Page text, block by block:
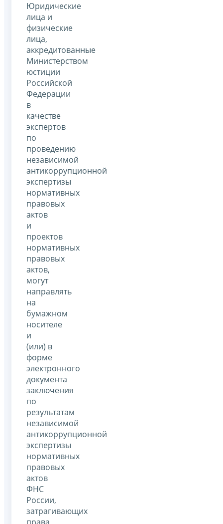
Юридические
лица и
физические
лица,
аккредитованные
Министерством
юстиции
Российской
Федерации
в
качестве
экспертов
по
проведению
независимой
антикоррупционной
экспертизы
нормативных
правовых
актов
и
проектов
нормативных
правовых
актов,
могут
направлять
на
бумажном
носителе
и
(или) в
форме
электронного
документа
заключения
по
результатам
независимой
антикоррупционной
экспертизы
нормативных
правовых
актов
ФНС
России,
затрагивающих